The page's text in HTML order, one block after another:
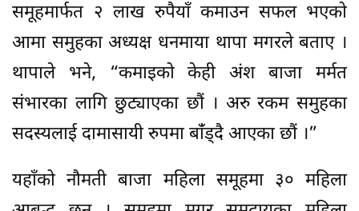
समूहमार्फत २ लाख रुपैयाँ कमाउन सफल भएको
आमा समुहका अध्यक्ष धनमाया थापा मगरले बताए ।
थापाले भने, “कमाइको केही अंश बाजा मर्मत
संभारका लागि छुट्याएका छौं । अरु रकम समुहका
सदस्यलाई दामासायी रुपमा बांँड्दै आएका छौं ।”
यहाँको नौमती बाजा महिला समूहमा ३० महिला